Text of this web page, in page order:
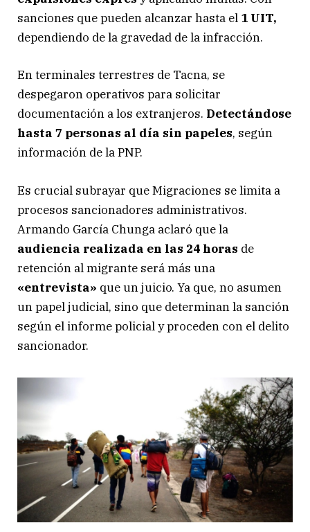
sanciones que pueden alcanzar hasta el 1 UIT,
dependiendo de la gravedad de la infracción.
En terminales terrestres de Tacna, se
despegaron operativos para solicitar
documentación a los extranjeros. Detectándose
hasta 7 personas al día sin papeles, según
información de la PNP.
Es crucial subrayar que Migraciones se limita a
procesos sancionadores administrativos.
Armando García Chunga aclaró que la
audiencia realizada en las 24 horas de
retención al migrante será más una
«entrevista» que un juicio. Ya que, no asumen
un papel judicial, sino que determinan la sanción
según el informe policial y proceden con el delito
sancionador.